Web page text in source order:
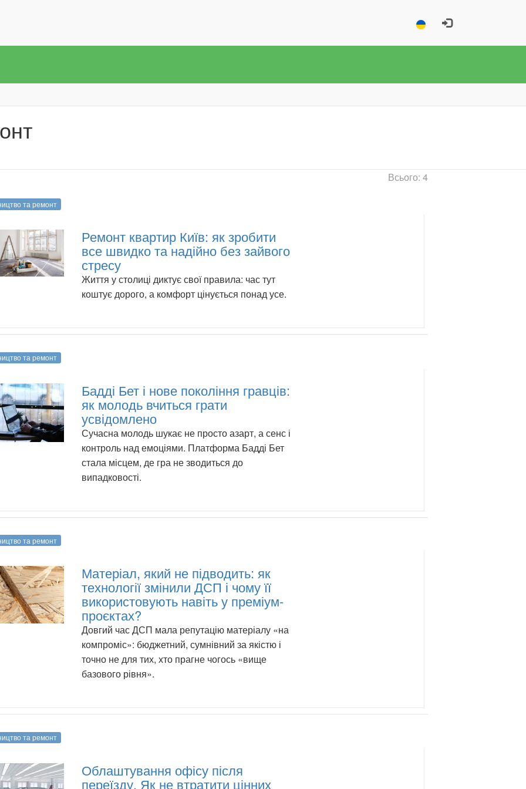
Всього: 4
та ремонт
Ремонт квартир Київ: як зробити
все швидко та надійно без зайвого
стресу
Життя у столиці диктує свої правила: час тут
коштує дорого, а комфорт цінується понад усе.
та ремонт
Бадді Бет і нове покоління гравців:
як молодь вчиться грати
усвідомлено
Сучасна молодь шукає не просто азарт, а сенс і
контроль над емоціями. Платформа Бадді Бет
стала місцем, де гра не зводиться до
випадковості.
та ремонт
Матеріал, який не підводить: як
технології змінили ДСП і чому її
використовують навіть у преміум-
проєктах?
Довгий час ДСП мала репутацію матеріалу «на
компроміс»: бюджетний, сумнівний за якістю і
точно не для тих, хто прагне чогось «вище
базового рівня».
та ремонт
Облаштування офісу після
переїзду. Як не втратити цінних